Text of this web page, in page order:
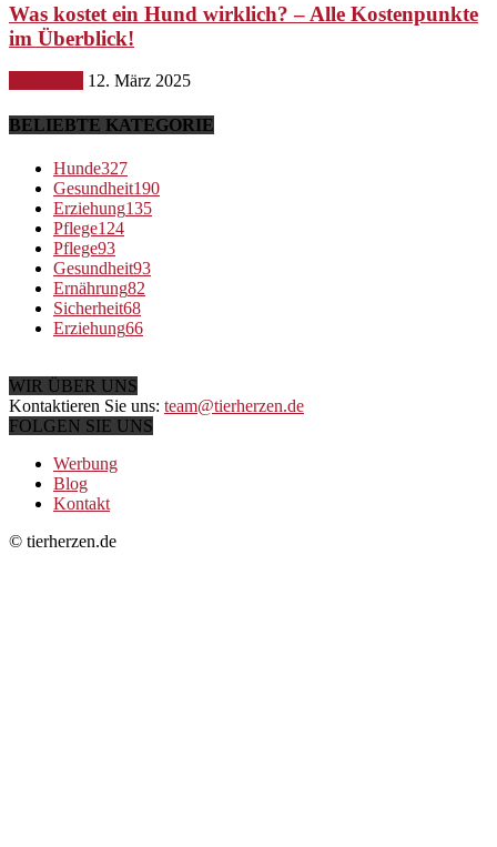
Was kostet ein Hund wirklich? – Alle Kostenpunkte
im Überblick!
12. März 2025
BELIEBTE KATEGORIE
Hunde327
Gesundheit190
Erziehung135
Pflege124
Pflege93
Gesundheit93
Ernährung82
Sicherheit68
Erziehung66
WIR ÜBER UNS
Kontaktieren Sie uns: team@tierherzen.de
FOLGEN SIE UNS
Werbung
Blog
Kontakt
© tierherzen.de